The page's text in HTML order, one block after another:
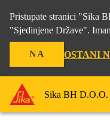
Pristupate stranici "Sika
"Sjedinjene Države".
NA OSTANI
Sika BH D.O.O.
Građevina ...